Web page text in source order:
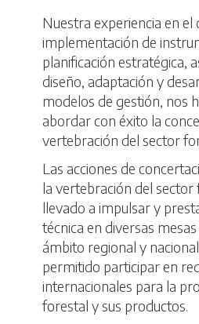
Nuestra experiencia en el
implementación de
planificación estratégica,
diseño, adaptación y
modelos de gestión, nos
abordar con éxito la
vertebración del sector
Las acciones de
la vertebración del sector
llevado a impulsar y
técnica en diversas
ámbito regional y
permitido participar en
internacionales para la
forestal y sus productos.